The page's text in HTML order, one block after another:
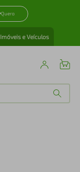
Quero
Imóveis e Veículos